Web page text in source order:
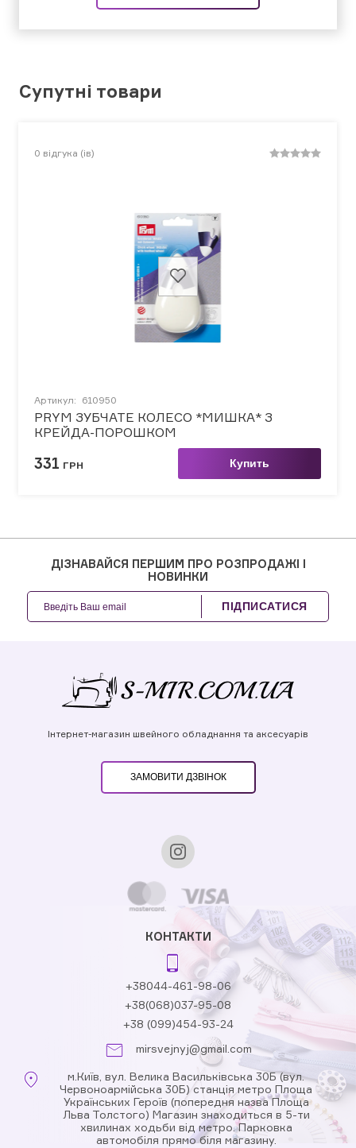
Супутні товари
0 відгука (ів)
Артикул: 610950
PRYM ЗУБЧАТЕ КОЛЕСО *МИШКА* З
КРЕЙДА-ПОРОШКОМ
331 ГРН Купить
ДІЗНАВАЙСЯ ПЕРШИМ ПРО РОЗПРОДАЖІ І
НОВИНКИ
ПІДПИСАТИСЯ
Інтернет-магазин швейного обладнання та аксесуарів
ЗАМОВИТИ ДЗВІНОК
КОНТАКТИ
+38044-461-98-06
+38(068)037-95-08
+38 (099)454-93-24
mirsvejnyj@gmail.com
м.Київ, вул. Велика Васильківська 30Б (вул.
Червоноармійська 30Б) станція метро Площа
Українських Героїв (попередня назва Площа
Льва Толстого) Магазин знаходиться в 5-ти
хвилинах ходьби від метро. Парковка
автомобіля прямо біля магазину.